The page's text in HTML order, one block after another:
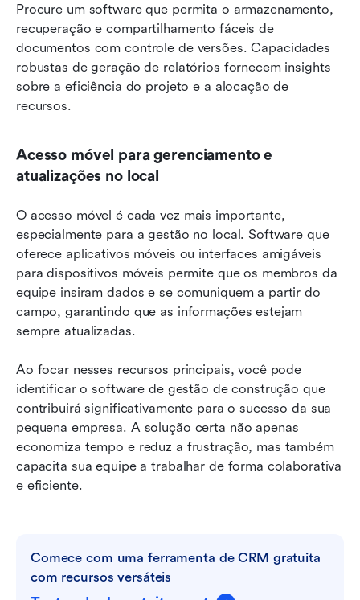
Procure um software que permita o armazenamento,
recuperação e compartilhamento fáceis de
documentos com controle de versões. Capacidades
robustas de geração de relatórios fornecem insights
sobre a eficiência do projeto e a alocação de
recursos.
Acesso móvel para gerenciamento e
atualizações no local
O acesso móvel é cada vez mais importante,
especialmente para a gestão no local. Software que
oferece aplicativos móveis ou interfaces amigáveis
para dispositivos móveis permite que os membros da
equipe insiram dados e se comuniquem a partir do
campo, garantindo que as informações estejam
sempre atualizadas.
Ao focar nesses recursos principais, você pode
identificar o software de gestão de construção que
contribuirá significativamente para o sucesso da sua
pequena empresa. A solução certa não apenas
economiza tempo e reduz a frustração, mas também
capacita sua equipe a trabalhar de forma colaborativa
e eficiente.
Comece com uma ferramenta de CRM gratuita
com recursos versáteis